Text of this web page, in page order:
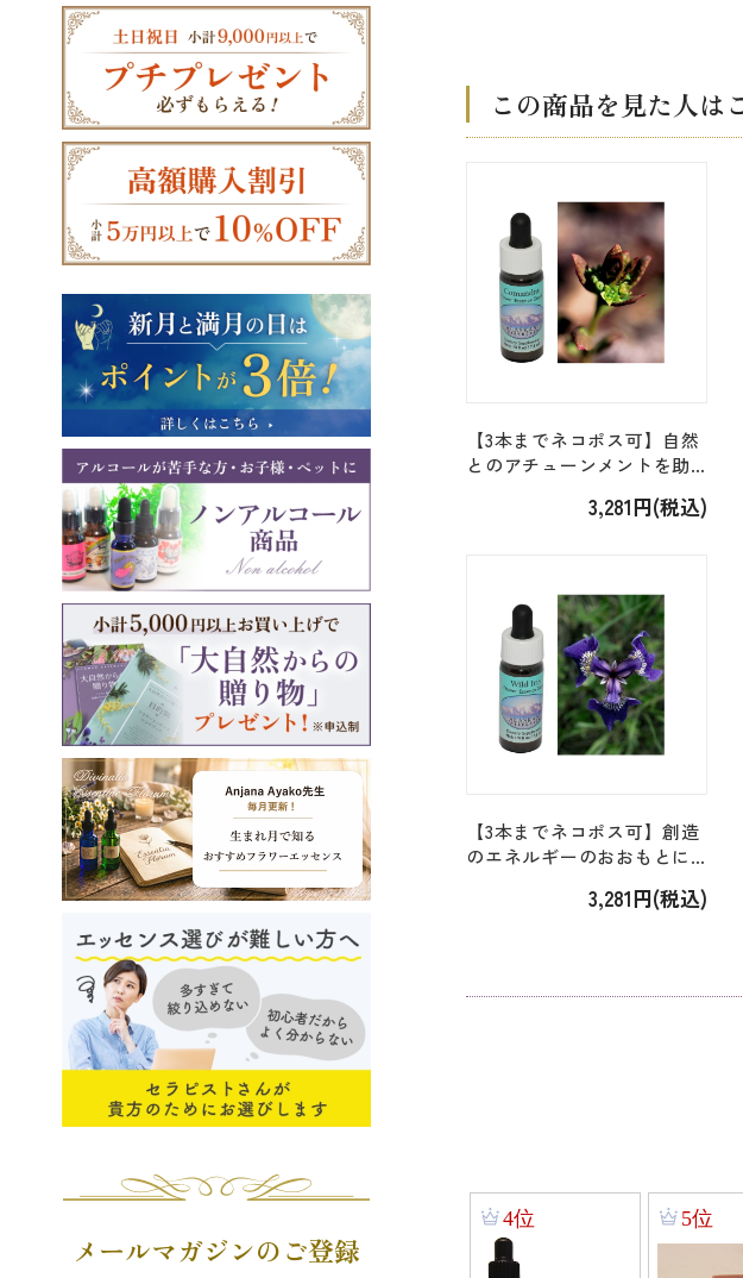
この商品を見た人は
【3本までネコポス可】自然
とのアチューンメントを助
ンドラ」 [7.5ml]3,281円(税込)
【3本までネコポス可】創造
のエネルギーのおおもとに
「ワイルドアイリス Wild
3,281円(税込)
メールマガジンのご登録